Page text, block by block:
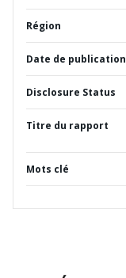
Région
Date de publication
Disclosure Status
Titre du rapport
Mots clé